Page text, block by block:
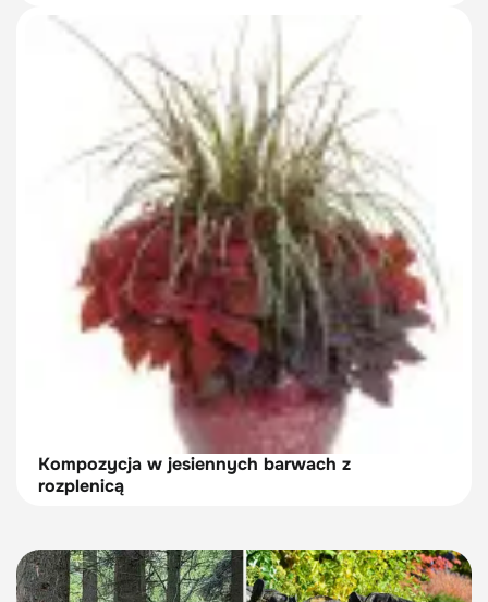
Kompozycja w jesiennych barwach z
rozplenicą